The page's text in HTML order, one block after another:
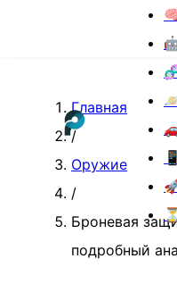
Главная
/
Оружие
/
Броневая
подробный